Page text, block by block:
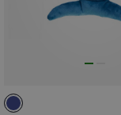
ONE SIZE